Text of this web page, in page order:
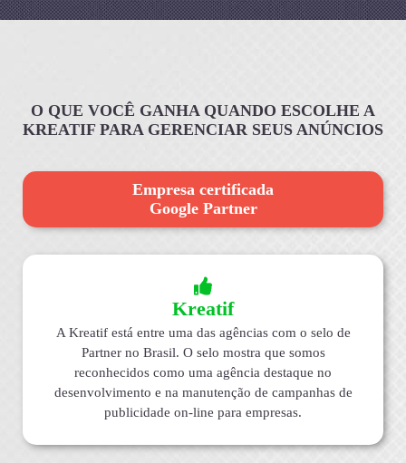
O QUE VOCÊ GANHA QUANDO ESCOLHE A
KREATIF PARA GERENCIAR SEUS ANÚNCIOS
Empresa certificada
Google Partner
Kreatif
A Kreatif está entre uma das agências com o selo de
Partner no Brasil. O selo mostra que somos
reconhecidos como uma agência destaque no
desenvolvimento e na manutenção de campanhas de
publicidade on-line para empresas.